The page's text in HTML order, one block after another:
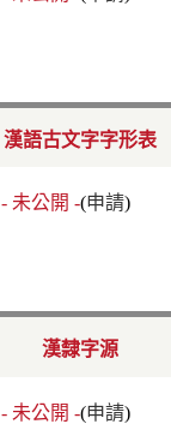
漢語古文字字形表
- 未公開 -(申請)
漢隸字源
- 未公開 -(申請)